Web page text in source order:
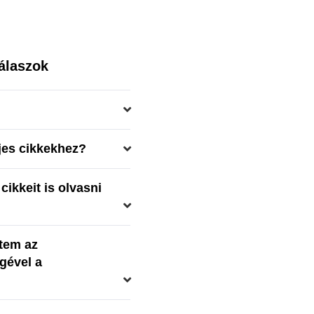
cikkekhez?
cikkeit is olvasni
az
a